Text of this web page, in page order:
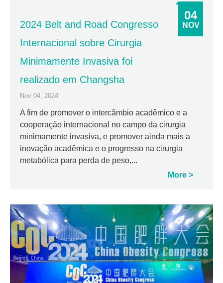
2024 Belt and Road Congresso
Internacional sobre Cirurgia
Minimamente Invasiva foi
realizado em Changsha
Nov 04, 2024
A fim de promover o intercâmbio acadêmico e a
cooperação internacional no campo da cirurgia
minimamente invasiva, e promover ainda mais a
inovação acadêmica e o progresso na cirurgia
metabólica para perda de peso,...
More
04
NOV